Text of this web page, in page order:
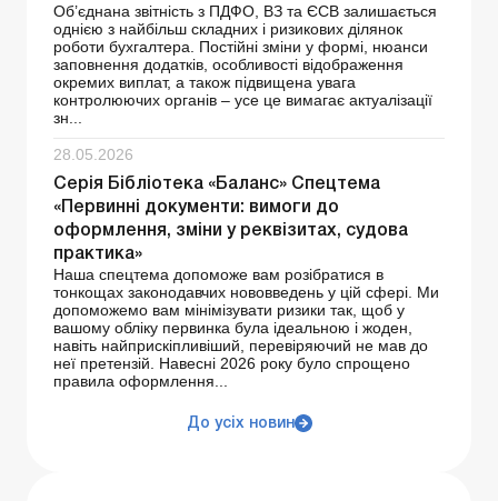
Об’єднана звітність з ПДФО, ВЗ та ЄСВ залишається
однією з найбільш складних і ризикових ділянок
роботи бухгалтера. Постійні зміни у формі, нюанси
заповнення додатків, особливості відображення
окремих виплат, а також підвищена увага
контролюючих органів – усе це вимагає актуалізації
зн...
28.05.2026
Серія Бібліотека «Баланс» Спецтема
«Первинні документи: вимоги до
оформлення, зміни у реквізитах, судова
практика»
Наша спецтема допоможе вам розібратися в
тонкощах законодавчих нововведень у цій сфері. Ми
допоможемо вам мінімізувати ризики так, щоб у
вашому обліку первинка була ідеальною і жоден,
навіть найприскіпливіший, перевіряючий не мав до
неї претензій. Навесні 2026 року було спрощено
правила оформлення...
До усіх новин